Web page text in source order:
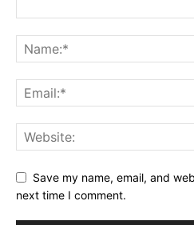
Save my name, email, and
next time I comment.